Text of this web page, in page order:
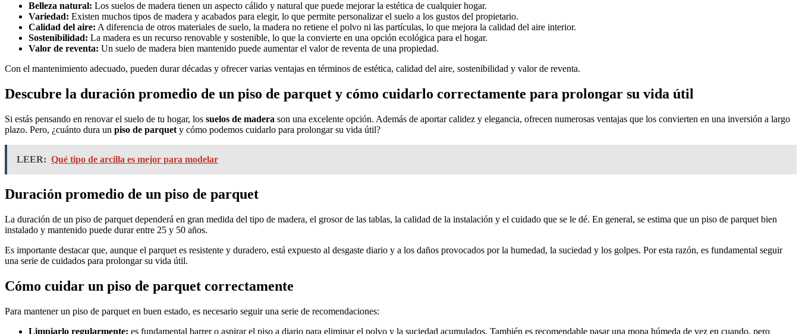
Belleza natural: Los suelos de madera tienen un aspecto cálido y natural que puede mejorar la estética de cualquier hogar.
Variedad: Existen muchos tipos de madera y acabados para elegir, lo que permite personalizar el suelo a los gustos del propietario.
Calidad del aire: A diferencia de otros materiales de suelo, la madera no retiene el polvo ni las partículas, lo que mejora la calidad del aire interior.
Sostenibilidad: La madera es un recurso renovable y sostenible, lo que la convierte en una opción ecológica para el hogar.
Valor de reventa: Un suelo de madera bien mantenido puede aumentar el valor de reventa de una propiedad.
Con el mantenimiento adecuado, pueden durar décadas y ofrecer varias ventajas en términos de estética, calidad del aire, sostenibilidad y valor de reventa.
Descubre la duración promedio de un piso de parquet y cómo cuidarlo correctamente para prolongar su vida útil
Si estás pensando en renovar el suelo de tu hogar, los suelos de madera son una excelente opción. Además de aportar calidez y elegancia, ofrecen numerosas ventajas que los convierten en una inversión a largo
plazo. Pero, ¿cuánto dura un piso de parquet y cómo podemos cuidarlo para prolongar su vida útil?
LEER: Qué tipo de arcilla es mejor para modelar
Duración promedio de un piso de parquet
La duración de un piso de parquet dependerá en gran medida del tipo de madera, el grosor de las tablas, la calidad de la instalación y el cuidado que se le dé. En general, se estima que un piso de parquet bien
instalado y mantenido puede durar entre 25 y 50 años.
Es importante destacar que, aunque el parquet es resistente y duradero, está expuesto al desgaste diario y a los daños provocados por la humedad, la suciedad y los golpes. Por esta razón, es fundamental seguir
una serie de cuidados para prolongar su vida útil.
Cómo cuidar un piso de parquet correctamente
Para mantener un piso de parquet en buen estado, es necesario seguir una serie de recomendaciones:
Limpiarlo regularmente: es fundamental barrer o aspirar el piso a diario para eliminar el polvo y la suciedad acumulados. También es recomendable pasar una mopa húmeda de vez en cuando, pero